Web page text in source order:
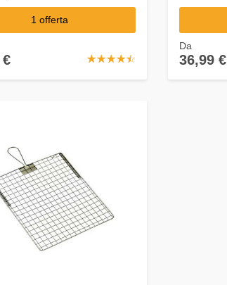
Schizzi Lapis Grafite
Gomma - Artina
1 offerta
☆☆☆☆☆
★★★★★
Da
36,99 €